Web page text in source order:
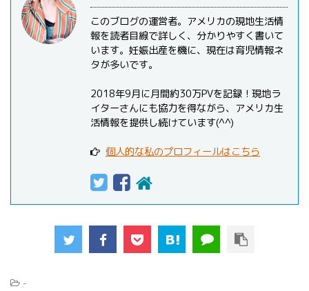
このブログの運営者。アメリカの現地生活情
報を読者目線で詳しく、分かりやすく書いて
います。妊娠出産を機に、現在は育児情報ネ
タが多いです。
2018年9月に月間約30万PVを記録！現地ラ
イターさんにも協力を得ながら、アメリカ生
活情報を提供し続けています(^^)
個人的な私のプロフィールはこちら
-